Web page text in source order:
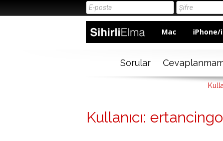
Mac iPhone/
Sorular
Kullanıcı: